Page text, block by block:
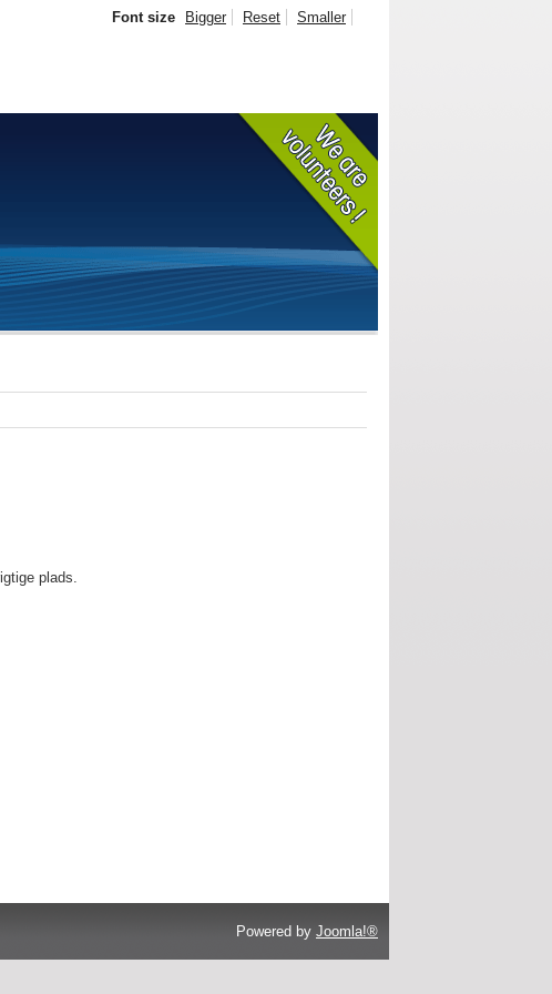
Font size Bigger Reset Smaller
plads.
Powered by Joomla!®